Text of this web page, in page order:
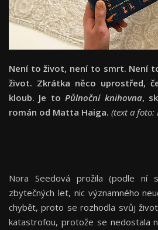
Není to život, není to smrt. Není
život. Zkrátka něco uprostřed,
kloub. Je toPůlnoční knihovna,
román od Matta Haiga. (text a foto:
Nora Seedová prožila (podle ní
zbytečných let, nic významného
chybět, proto se rozhodla svůj život
katastrofou, protože se nedostala